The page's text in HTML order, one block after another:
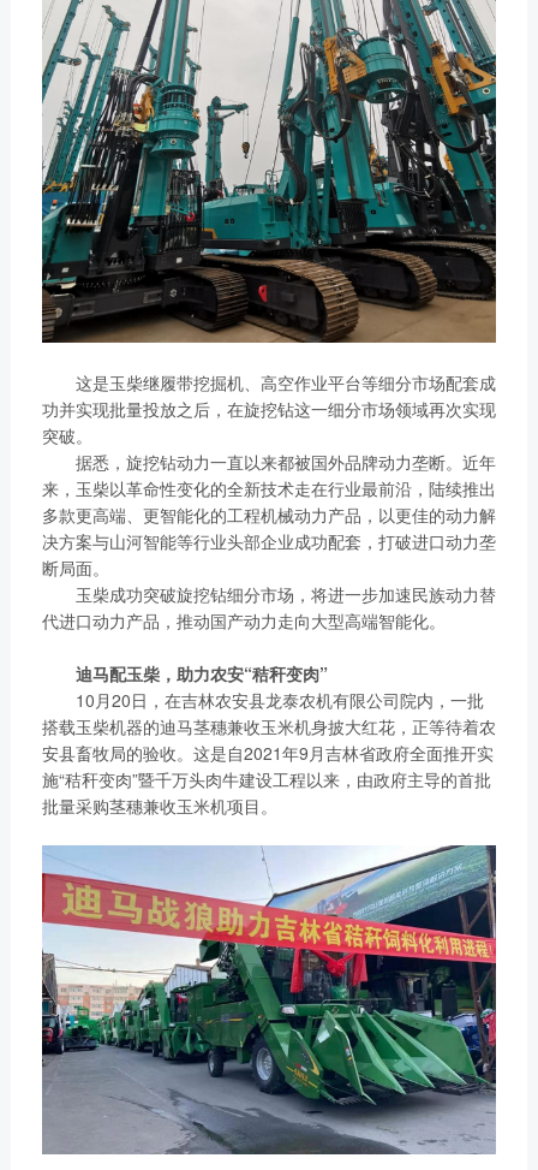
这是玉柴继履带挖掘机、高空作业平台等细分市场配套成
功并实现批量投放之后，在旋挖钻这一细分市场领域再次实现
突破。
据悉，旋挖钻动力一直以来都被国外品牌动力垄断。近年
来，玉柴以革命性变化的全新技术走在行业最前沿，陆续推出
多款更高端、更智能化的工程机械动力产品，以更佳的动力解
决方案与山河智能等行业头部企业成功配套，打破进口动力垄
断局面。
玉柴成功突破旋挖钻细分市场，将进一步加速民族动力替
代进口动力产品，推动国产动力走向大型高端智能化。
迪马配玉柴，助力农安“秸秆变肉”
10月20日，在吉林农安县龙泰农机有限公司院内，一批
搭载玉柴机器的迪马茎穗兼收玉米机身披大红花，正等待着农
安县畜牧局的验收。这是自2021年9月吉林省政府全面推开实
施“秸秆变肉”暨千万头肉牛建设工程以来，由政府主导的首批
批量采购茎穗兼收玉米机项目。